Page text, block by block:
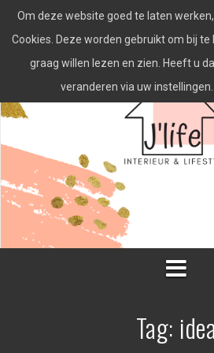
naar
inhoud
Tag: idea
Om deze website goed te laten
Cookies. Deze worden gebruikt om bij
graag willen lezen en zien. Heeft u
veranderen via uw instellingen.